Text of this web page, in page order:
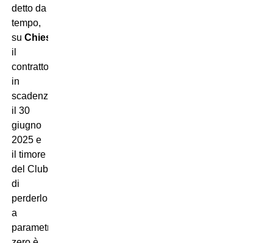
detto da
tempo,
su Chiesa
il
contratto
in
scadenza
il 30
giugno
2025 e
il timore
del Club
di
perderlo
a
parametro